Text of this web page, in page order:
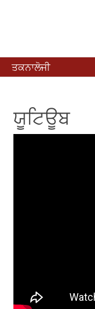
ਤਕਨਾਲੋਜੀ
ਯੂਟਿਊਬ